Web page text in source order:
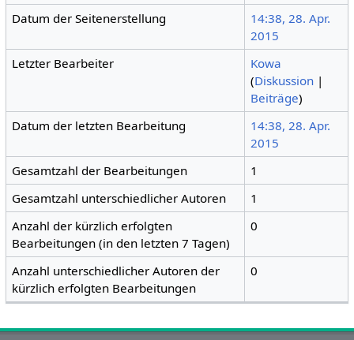
Datum der Seitenerstellung
14:38, 28. Apr.
2015
Letzter Bearbeiter
Kowa
(Diskussion |
Beiträge)
Datum der letzten Bearbeitung
14:38, 28. Apr.
2015
Gesamtzahl der Bearbeitungen
1
Gesamtzahl unterschiedlicher Autoren
1
Anzahl der kürzlich erfolgten
Bearbeitungen (in den letzten 7 Tagen)
0
Anzahl unterschiedlicher Autoren der
kürzlich erfolgten Bearbeitungen
0